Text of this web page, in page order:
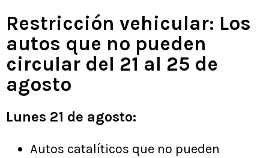
Restricción vehicular: Los
autos que no pueden
circular del 21 al 25 de
agosto
Lunes 21 de agosto:
Autos catalíticos que no pueden